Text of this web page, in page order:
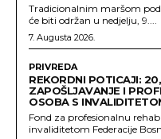
Tradicionalnim maršom
će biti održan u nedjelju, 9....
7. Augusta 2026.
PRIVREDA
REKORDNI POTICAJI:
ZAPOŠLJAVANJE I
OSOBA S
Fond za profesionalnu
invaliditetom Federacije